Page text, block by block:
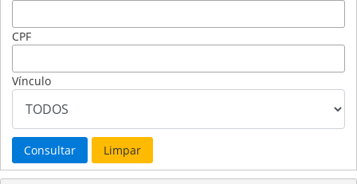
CPF
Vínculo
Consultar Limpar